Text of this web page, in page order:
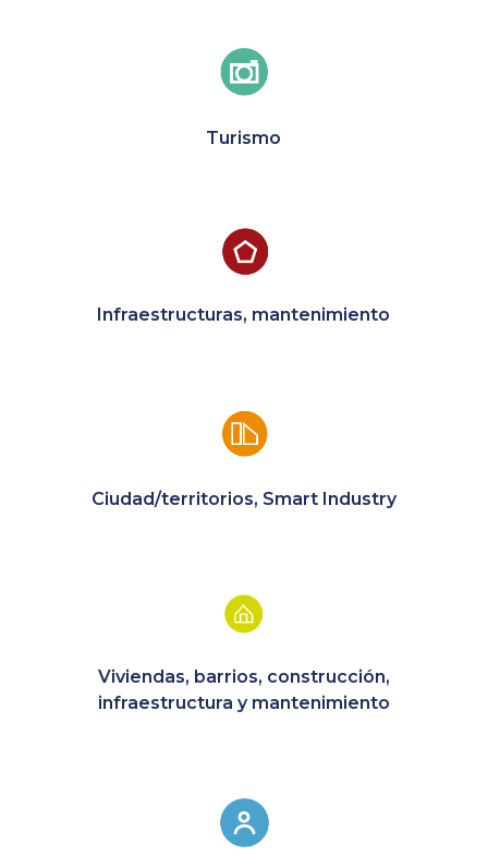
Turismo
Infraestructuras, mantenimiento
Ciudad/territorios, Smart Industry
Viviendas, barrios, construcción,
infraestructura y mantenimiento